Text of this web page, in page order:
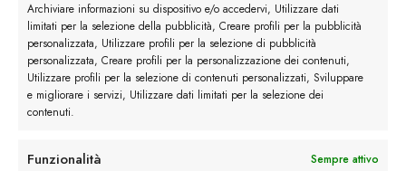
Archiviare informazioni su dispositivo e/o accedervi, Utilizzare dati
limitati per la selezione della pubblicità, Creare profili per la pubblicità
personalizzata, Utilizzare profili per la selezione di pubblicità
personalizzata, Creare profili per la personalizzazione dei contenuti,
Utilizzare profili per la selezione di contenuti personalizzati, Sviluppare
e migliorare i servizi, Utilizzare dati limitati per la selezione dei
contenuti.
Funzionalità
Sempre attivo